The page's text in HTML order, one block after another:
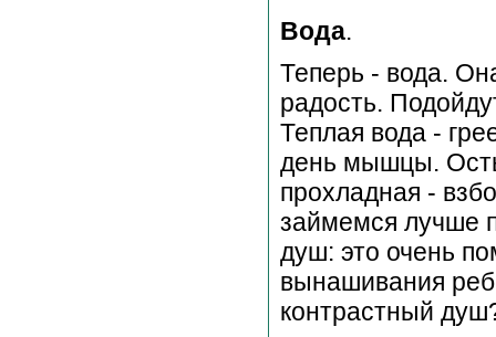
Вода.
Теперь - вода.
радость.
Теплая вода -
день мышцы.
прохладная -
займемся лучше
душ: это очень
вынашивания
контрастный